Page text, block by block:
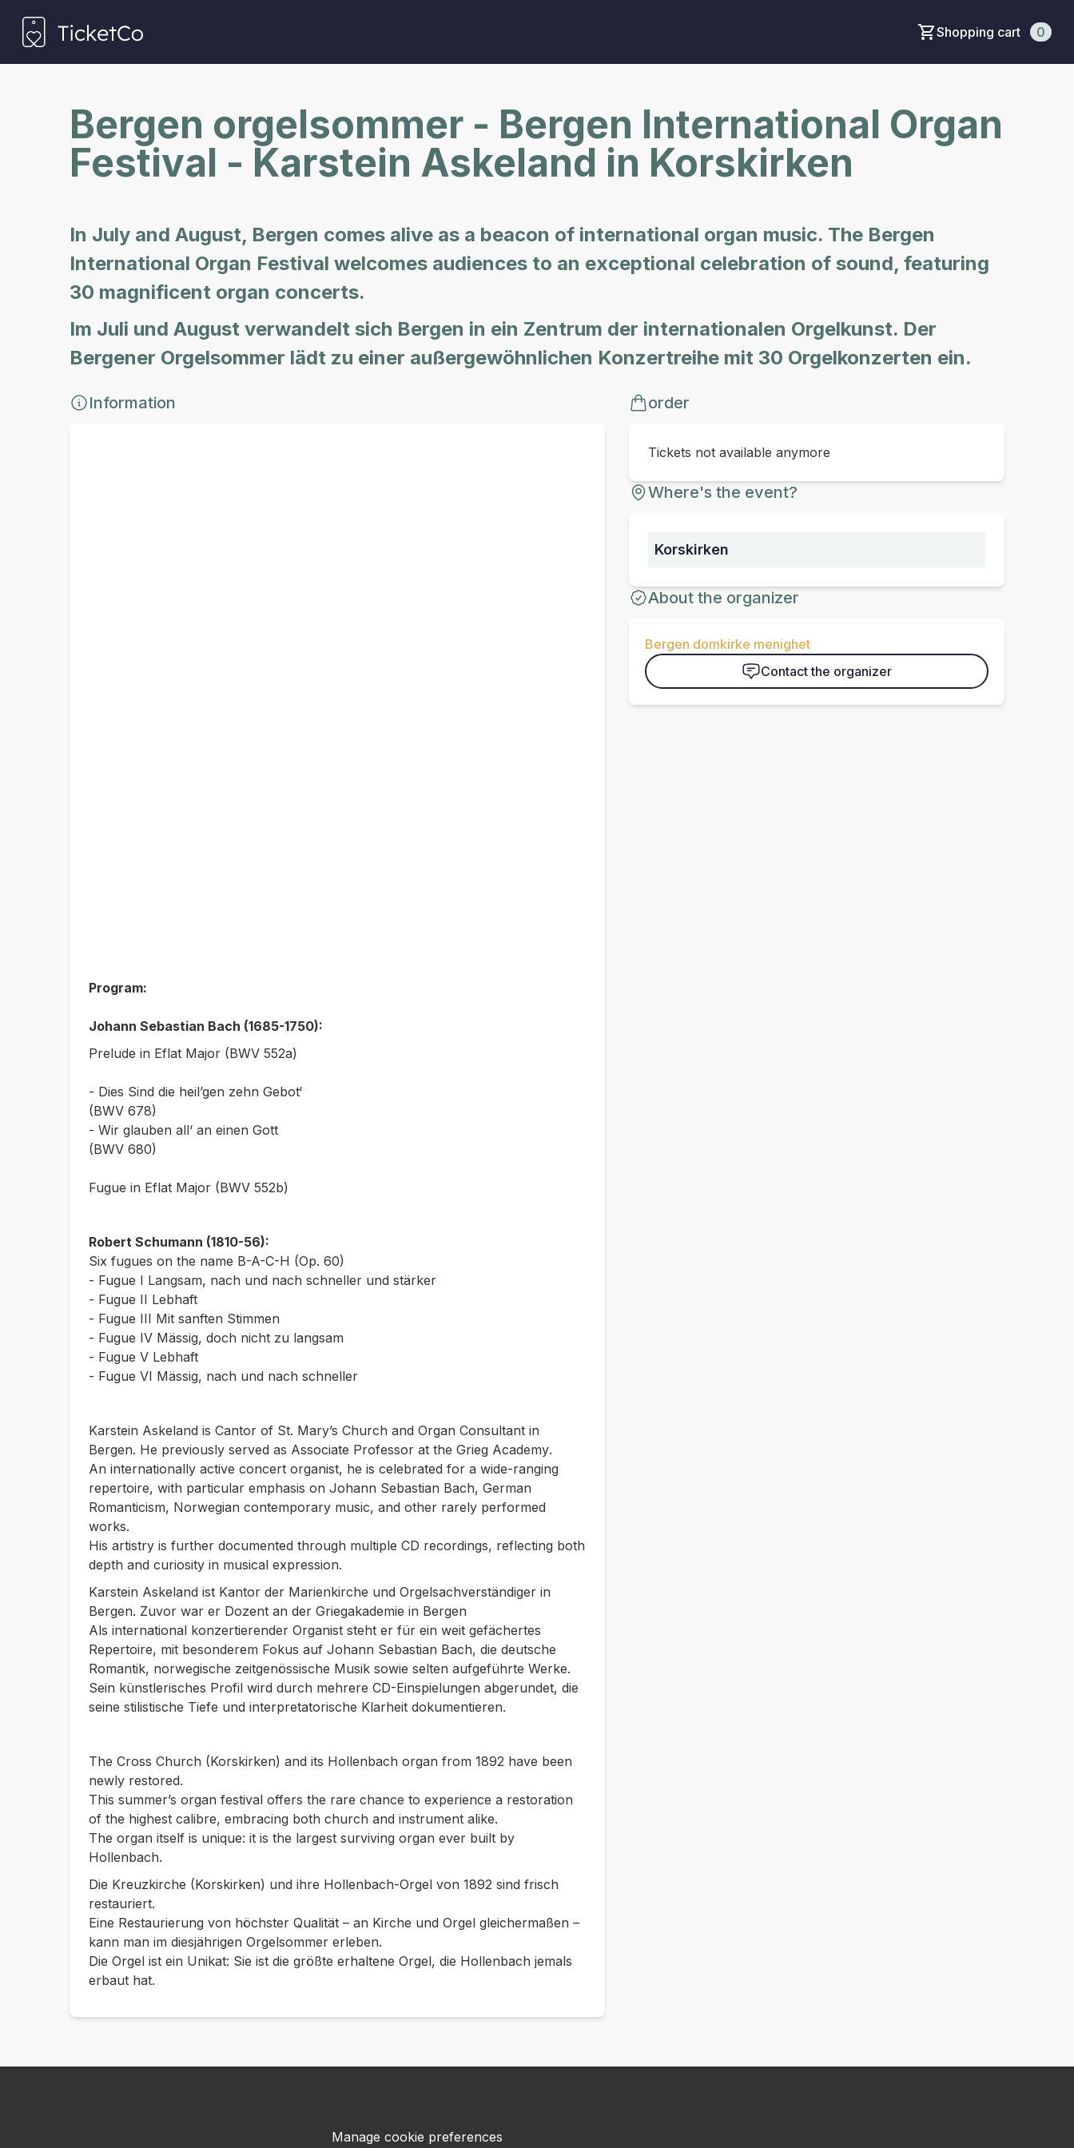
Shopping cart 0
Bergen orgelsommer - Bergen International Organ
Festival - Karstein Askeland in Korskirken
In July and August, Bergen comes alive as a beacon of international organ music. The Bergen
International Organ Festival welcomes audiences to an exceptional celebration of sound, featuring
30 magnificent organ concerts.
Im Juli und August verwandelt sich Bergen in ein Zentrum der internationalen Orgelkunst. Der
Bergener Orgelsommer lädt zu einer außergewöhnlichen Konzertreihe mit 30 Orgelkonzerten ein.
Information
Program:
Johann Sebastian Bach (1685-1750):
Prelude in Eflat Major (BWV 552a)
- Dies Sind die heil’gen zehn Gebot‘
(BWV 678)
- Wir glauben all‘ an einen Gott
(BWV 680)
Fugue in Eflat Major (BWV 552b)
Robert Schumann (1810-56):
Six fugues on the name B-A-C-H (Op. 60)
- Fugue I Langsam, nach und nach schneller und stärker
- Fugue II Lebhaft
- Fugue III Mit sanften Stimmen
- Fugue IV Mässig, doch nicht zu langsam
- Fugue V Lebhaft
- Fugue VI Mässig, nach und nach schneller
Karstein Askeland is Cantor of St. Mary’s Church and Organ Consultant in
Bergen. He previously served as Associate Professor at the Grieg Academy.
An internationally active concert organist, he is celebrated for a wide-ranging
repertoire, with particular emphasis on Johann Sebastian Bach, German
Romanticism, Norwegian contemporary music, and other rarely performed
works.
His artistry is further documented through multiple CD recordings, reflecting both
depth and curiosity in musical expression.
Karstein Askeland ist Kantor der Marienkirche und Orgelsachverständiger in
Bergen. Zuvor war er Dozent an der Griegakademie in Bergen
Als international konzertierender Organist steht er für ein weit gefächertes
Repertoire, mit besonderem Fokus auf Johann Sebastian Bach, die deutsche
Romantik, norwegische zeitgenössische Musik sowie selten aufgeführte Werke.
Sein künstlerisches Profil wird durch mehrere CD-Einspielungen abgerundet, die
seine stilistische Tiefe und interpretatorische Klarheit dokumentieren.
The Cross Church (Korskirken) and its Hollenbach organ from 1892 have been
newly restored.
This summer’s organ festival offers the rare chance to experience a restoration
of the highest calibre, embracing both church and instrument alike.
The organ itself is unique: it is the largest surviving organ ever built by
Hollenbach.
Die Kreuzkirche (Korskirken) und ihre Hollenbach-Orgel von 1892 sind frisch
restauriert.
Eine Restaurierung von höchster Qualität – an Kirche und Orgel gleichermaßen –
kann man im diesjährigen Orgelsommer erleben.
Die Orgel ist ein Unikat: Sie ist die größte erhaltene Orgel, die Hollenbach jemals
erbaut hat.
order
Tickets not available anymore
Where's the event?
Korskirken
About the organizer
Bergen domkirke menighet
Contact the organizer
Manage cookie preferences